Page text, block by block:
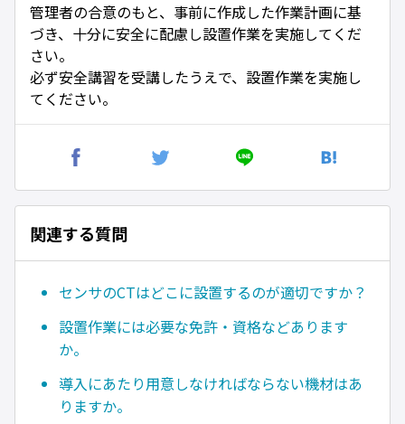
管理者の合意のもと、事前に作成した作業計画に基
づき、十分に安全に配慮し設置作業を実施してくだ
さい。
必ず安全講習を受講したうえで、設置作業を実施し
てください。
関連する質問
センサのCTはどこに設置するのが適切ですか？
設置作業には必要な免許・資格などあります
か。
導入にあたり用意しなければならない機材はあ
りますか。